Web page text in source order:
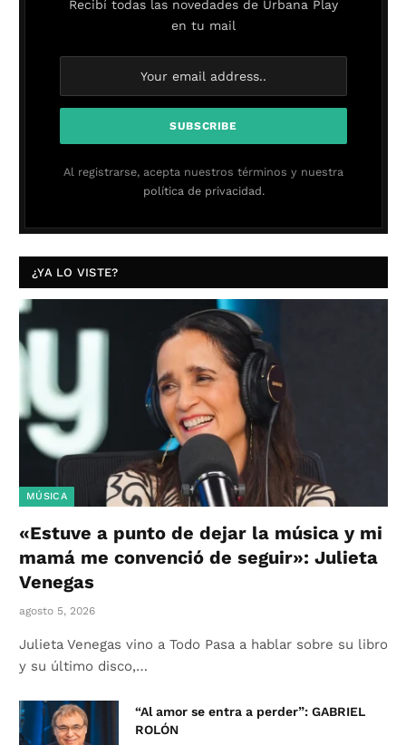
Recibí todas las novedades de Urbana Play
en tu mail
Al registrarse, acepta nuestros términos y nuestra
política de privacidad.
¿YA LO VISTE?
MÚSICA
«Estuve a punto de dejar la música y mi
mamá me convenció de seguir»: Julieta
Venegas
agosto 5, 2026
Julieta Venegas vino a Todo Pasa a hablar sobre su libro
y su último disco,…
“Al amor se entra a perder”: GABRIEL
ROLÓN